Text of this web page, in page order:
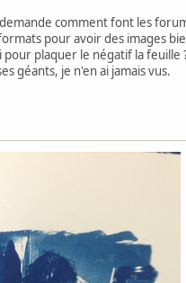
comment font les
pour avoir des images
pour plaquer le négatif la feuille
géants, je n'en ai jamais vus.